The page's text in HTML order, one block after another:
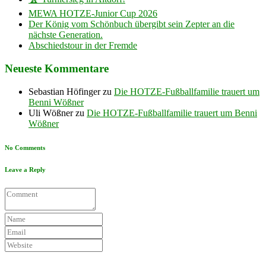
MEWA HOTZE-Junior Cup 2026
Der König vom Schönbuch übergibt sein Zepter an die
nächste Generation.
Abschiedstour in der Fremde
Neueste Kommentare
Sebastian Höfingerzu Die HOTZE-Fußballfamilie trauert um
Benni Wößner
Uli Wößnerzu Die HOTZE-Fußballfamilie trauert um Benni
Wößner
No Comments
Leave a Reply